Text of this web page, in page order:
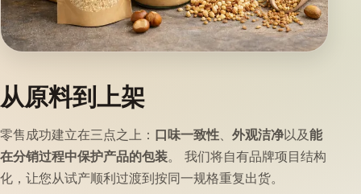
从原料到上架
零售成功建立在三点之上： 口味一致性、 外观洁净以及能
在分销过程中保护产品的包装。 我们将自有品牌项目结构
化，让您从试产顺利过渡到按同一规格重复出货。